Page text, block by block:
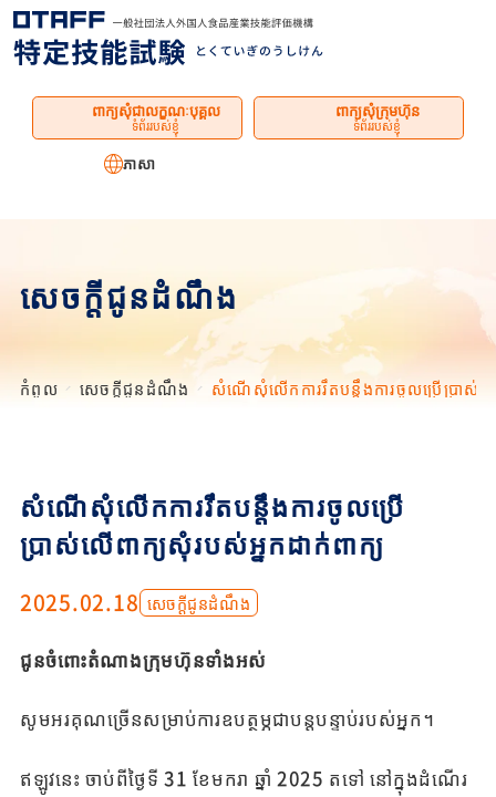
ពាក្យសុំជាលក្ខណៈបុគ្គល
ទំព័ររបស់ខ្ញុំ
ពាក្យសុំក្រុមហ៊ុន
ទំព័ររបស់ខ្ញុំ
ភាសា
សេចក្តីជូនដំណឹង
កំពូល សេចក្តីជូនដំណឹង សំណើសុំលើកការរឹតបន្តឹងការចូលប្រើប្រាស់ល
សំណើសុំលើកការរឹតបន្តឹងការចូលប្រើ
ប្រាស់លើពាក្យសុំរបស់អ្នកដាក់ពាក្យ
2025.02.18 សេចក្តីជូនដំណឹង
ជូនចំពោះតំណាងក្រុមហ៊ុនទាំងអស់
សូមអរគុណច្រើនសម្រាប់ការឧបត្ថម្ភជាបន្តបន្ទាប់របស់អ្នក។
ឥឡូវនេះ ចាប់ពីថ្ងៃទី 31 ខែមករា ឆ្នាំ 2025 តទៅ នៅក្នុងដំណើរ